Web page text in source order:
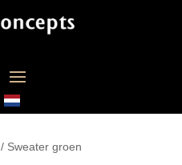
/ Sweater groen